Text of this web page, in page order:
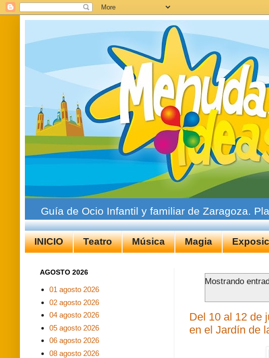
Guía de Ocio Infantil y familiar de Zaragoza.
INICIO Teatro Música Magia
Mostrando
Del 10 al 12 de
en el Jardín de
AGOSTO 2026
01 agosto 2026
02 agosto 2026
04 agosto 2026
05 agosto 2026
06 agosto 2026
08 agosto 2026